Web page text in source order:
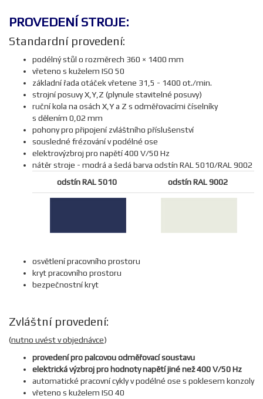
PROVEDENÍ STROJE:
Standardní provedení:
podélný stůl o rozměrech 360 × 1400 mm
vřeteno s kuželem ISO 50
základní řada otáček vřetene 31,5 - 1400 ot./min.
strojní posuvy X,Y,Z (plynule stavitelné posuvy)
ruční kola na osách X,Y a Z s odměřovacími číselníky
s dělením 0,02 mm
pohony pro připojení zvláštního příslušenství
sousledné frézování v podélné ose
elektrovýzbroj pro napětí 400 V/50 Hz
nátěr stroje - modrá a šedá barva odstín RAL 5010/RAL 9002
odstín RAL 5010
odstín RAL 9002
osvětlení pracovního prostoru
kryt pracovního prostoru
bezpečnostní kryt
Zvláštní provedení:
(nutno uvést v objednávce)
provedení pro palcovou odměřovací soustavu
elektrická výzbroj pro hodnoty napětí jiné než 400 V/50 Hz
automatické pracovní cykly v podélné ose s poklesem konzoly
vřeteno s kuželem ISO 40